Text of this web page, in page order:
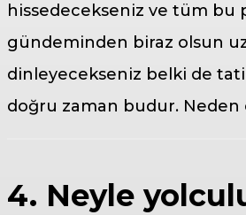
hissedecekseniz ve tüm bu
gündeminden biraz olsun
dinleyecekseniz belki de
doğru zaman budur. Neden
4. Neyle